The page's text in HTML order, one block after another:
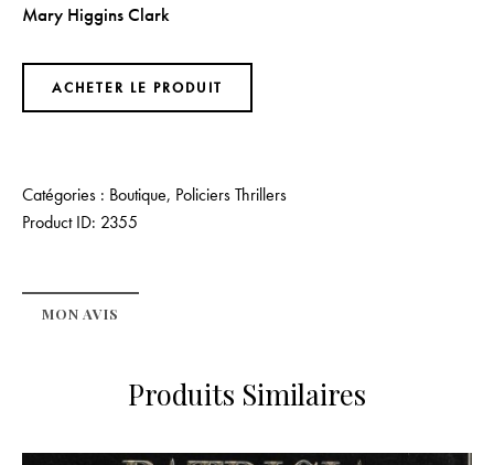
Mary Higgins Clark
ACHETER LE PRODUIT
Catégories : Boutique, Policiers Thrillers
Product ID: 2355
MON AVIS
Produits Similaires